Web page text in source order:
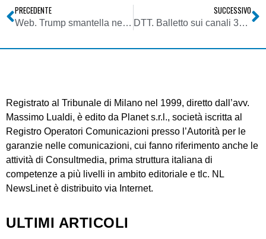
PRECEDENTE
Web. Trump smantella net-neutrality: ISP legittimati a rallentare siti, bloccare app, addebitare tariffe extra a content provider per avere priorità accesso
SUCCESSIVO
DTT. Balletto sui canali 33, 35 e 56. Food Network by Discovery e novità per Focus
Registrato al Tribunale di Milano nel 1999, diretto dall’avv.
Massimo Lualdi, è edito da Planet s.r.l., società iscritta al
Registro Operatori Comunicazioni presso l’Autorità per le
garanzie nelle comunicazioni, cui fanno riferimento anche le
attività di Consultmedia, prima struttura italiana di
competenze a più livelli in ambito editoriale e tlc. NL
NewsLinet è distribuito via Internet.
ULTIMI ARTICOLI